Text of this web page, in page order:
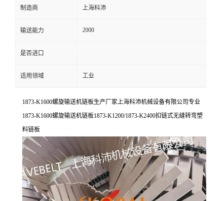
制造商 上海科沛
输送能力 2000
是否进口
适用领域 工业
1873-K1600螺旋输送机链板生产厂家上海科沛机械设备有限公司专业
1873-K1600螺旋输送机链板1873-K1200/1873-K2400扣链式无缝转弯塑
料链板